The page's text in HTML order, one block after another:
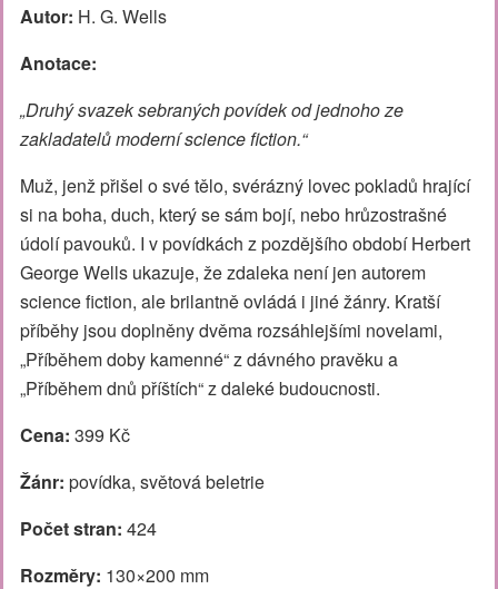
Autor: H. G. Wells
Anotace:
„Druhý svazek sebraných povídek od jednoho ze
zakladatelů moderní science fiction.“
Muž, jenž přišel o své tělo, svérázný lovec pokladů hrající
si na boha, duch, který se sám bojí, nebo hrůzostrašné
údolí pavouků. I v povídkách z pozdějšího období Herbert
George Wells ukazuje, že zdaleka není jen autorem
science fiction, ale brilantně ovládá i jiné žánry. Kratší
příběhy jsou doplněny dvěma rozsáhlejšími novelami,
„Příběhem doby kamenné“ z dávného pravěku a
„Příběhem dnů příštích“ z daleké budoucnosti.
Cena: 399 Kč
Žánr: povídka, světová beletrie
Počet stran: 424
Rozměry: 130×200 mm